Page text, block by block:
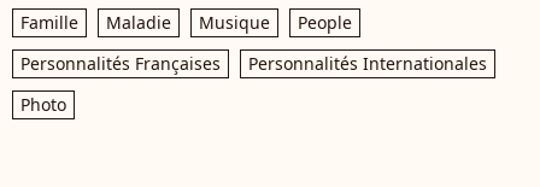
Famille Maladie Musique
People
Personnalités Françaises
Personnalités Internationales
Photo